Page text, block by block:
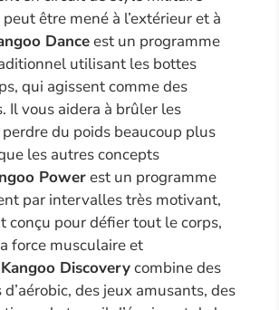
être mené à l’extérieur et à
Danceest un programme
utilisant les bottes
qui agissent comme des
Il vous aidera à brûler les
du poids beaucoup plus
les autres concepts
Powerest un programme
par intervalles très motivant,
conçu pour défier tout le corps,
force musculaire et
Kangoo Discoverycombine des
des jeux amusants, des